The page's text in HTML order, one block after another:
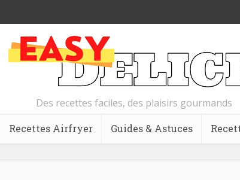
Des recettes faciles, des plaisirs gourmands
Recettes Airfryer Guides & Astuces